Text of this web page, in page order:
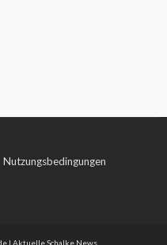
Nutzungsbedingungen
| Aktuelle Schalke News